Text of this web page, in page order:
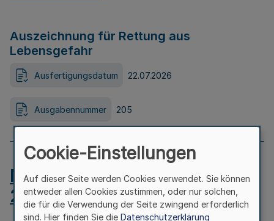
Auszeichnung für Rettung aus
Lebensgefahr
Ausfertigungsdatum 22.07.2026
Ausgabennummer 205
MB.NRW 2026 Nr. 204 vom
24.07.2026
Cookie-Einstellungen
Auf dieser Seite werden Cookies verwendet. Sie können
entweder allen Cookies zustimmen, oder nur solchen,
die für die Verwendung der Seite zwingend erforderlich
sind. Hier finden Sie die Datenschutzerklärung